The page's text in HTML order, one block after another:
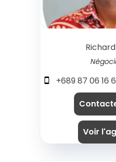
+689 87 06 16
Voir